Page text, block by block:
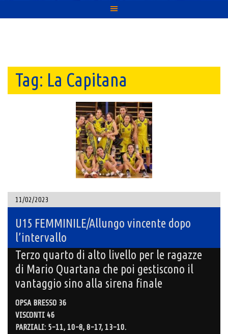
Tag: La Capitana
11/02/2023
U15 FEMMINILE/Allungo vincente dopo
l’intervallo
Terzo quarto di alto livello per le ragazze
di Mario Quartana che poi gestiscono il
vantaggio sino alla sirena finale
OPSA BRESSO 36
VISCONTI 46
PARZIALI: 5-11, 10-8, 8-17, 13-10.